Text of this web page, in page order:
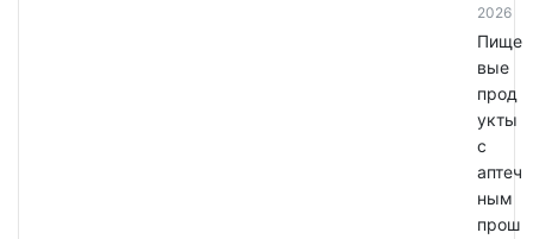
2026
Пище
вые
прод
укты
с
аптеч
ным
прош